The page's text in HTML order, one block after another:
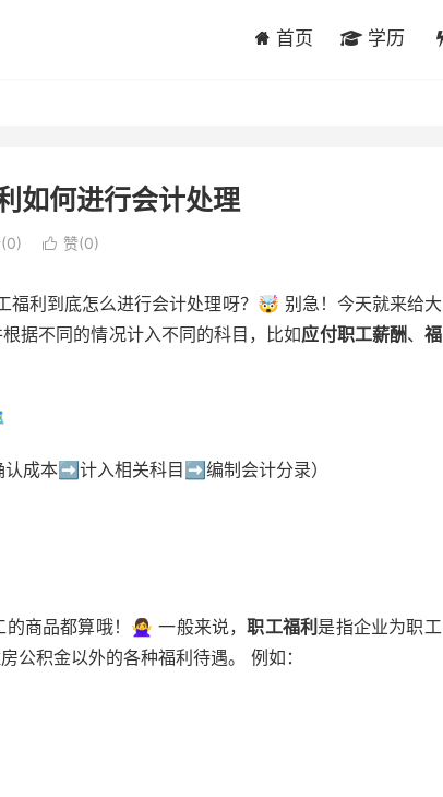
首页 学历
如何进行会计处理
 赞(0)
利到底怎么进行会计处理呀？🤯 别急！今天就来给大
根据不同的情况计入不同的科目，比如应付职工薪酬、福
认成本➡️计入相关科目➡️编制会计分录）
商品都算哦！🙅‍♀️ 一般来说，职工福利 是指企业为职工
公积金以外的各种福利待遇。 例如：